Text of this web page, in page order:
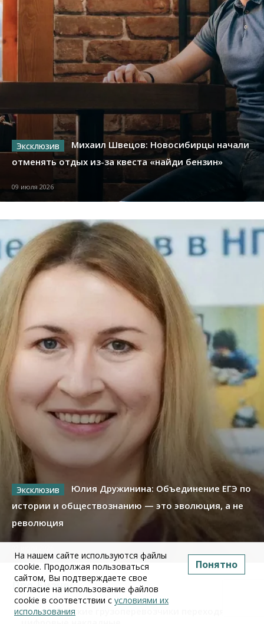
Михаил Швецов: Новосибирцы начали
отменять отдых из-за квеста «найди бензин»
09 июля 2026
Юлия Дружинина: Объединение ЕГЭ по
истории и обществознанию — это эволюция, а не
революция
Про Бизнес
Бизнес ПроБизнес
Новосибирские грузоперевозчики переходят на
На нашем сайте используются файлы
cookie. Продолжая пользоваться
сайтом, Вы подтверждаете свое
согласие на использование файлов
cookie в соответствии с условиями их
использования
Понятно